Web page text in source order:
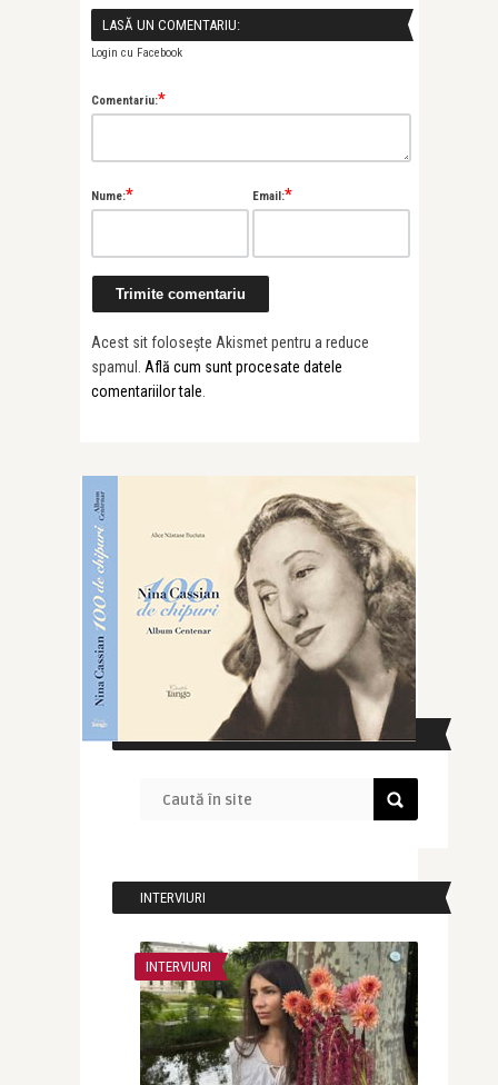
LASĂ UN COMENTARIU:
Login cu Facebook
Comentariu:*
Nume:* Email:*
Acest sit folosește Akismet pentru a reduce
spamul. Află cum sunt procesate datele
comentariilor tale
CAUTĂ ÎN SITE
INTERVIURI
INTERVIURI